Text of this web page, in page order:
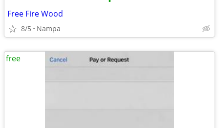
Free Fire Wood
8/5 Nampa
free